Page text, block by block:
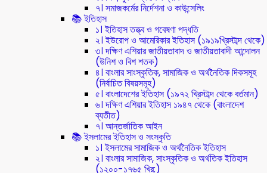
৭। সমাজকর্মের নির্দেশনা ও কাউন্সেলিং
📚 ইতিহাস
১। ইতিহাস তত্ত্ব ও গবেষণা পদ্ধতি
২। ইউরোপ ও আমেরিকার ইতিহাস (১৯১৯খ্রিস্টাব্দ থেকে)
৩। দক্ষিণ এশিয়ার জাতীয়তাবাদ ও জাতীয়তাবাদী আন্দোলন
(উনিশ ও বিশ শতক)
৪। বাংলার সাংস্কৃতিক, সামাজিক ও অর্থনৈতিক দিকসমূহ
(নির্বাচিত বিষয়সমূহ)
৫। বাংলাদেশের ইতিহাস (১৯৭২ খ্রিস্টাব্দ থেকে বর্তমান)
৬। দক্ষিণ এশিয়ার ইতিহাস ১৯৪৭ থেকে (বাংলাদেশ
ব্যতীত)
৭। আন্তর্জাতিক আইন
📚 ইসলামের ইতিহাস ও সংস্কৃতি
১। ইসলামের সামাজিক ও অর্থনৈতিক ইতিহাস
২। বাংলার সামাজিক, সাংস্কৃতিক ও অর্থতিক ইতিহাস
(১২০০-১৭৬৫ খ্রি:)